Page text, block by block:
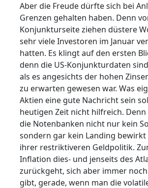
Aber die Freude dürfte sich bei
Grenzen gehalten haben. Denn
Konjunkturseite ziehen düstere
sehr viele Investoren im Januar
hatten. Es klingt auf den ersten
denn die US-Konjunkturdaten
als es angesichts der hohen
zu erwarten gewesen war. Was
Aktien eine gute Nachricht sein
heutigen Zeit nicht hilfreich. Denn
die Notenbanken nicht nur kein
sondern gar kein Landing
ihrer restriktiveren Geldpolitik.
Inflation dies- und jenseits des
zurückgeht, sich aber immer
gibt, gerade, wenn man die